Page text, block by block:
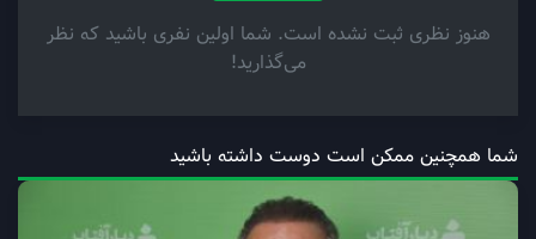
هنوز نظری ثبت نشده است. شما اولین نفری باشید که نظر
می‌گذارید!
شما همچنین ممکن است دوست داشته باشید